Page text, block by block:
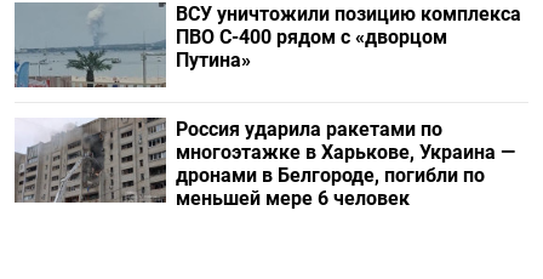
ВСУ уничтожили позицию комплекса
ПВО С-400 рядом с «дворцом
Путина»
Россия ударила ракетами по
многоэтажке в Харькове, Украина —
дронами в Белгороде, погибли по
меньшей мере 6 человек